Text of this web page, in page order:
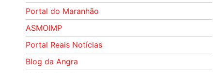
Portal do Maranhão
ASMOIMP
Portal Reais Notí­cias
Blog da Angra